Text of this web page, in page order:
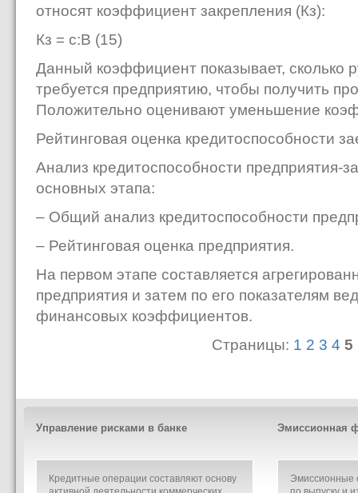
относят коэффициент закрепления (Кз):
Кз = с:В (15)
Данный коэффициент показывает, сколько
требуется предприятию, чтобы получить
Положительно оценивают уменьшение
Рейтинговая оценка кредитоспособности
Анализ кредитоспособности предприятия-
основных этапа:
– Общий анализ кредитоспособности
– Рейтинговая оценка предприятия.
На первом этапе составляется
предприятия и затем по его показателям
финансовых коэффициентов.
Страницы: 1 2 3 4 5
Управление рисками в банке
Кредитные операции составляют основу
активной деятельности коммерческих
Эмиссионная
Эмиссионные
по выпуску и